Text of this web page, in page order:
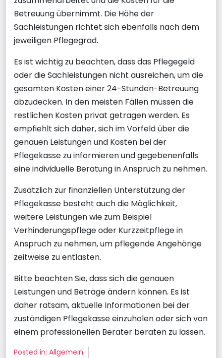
Betreuung übernimmt. Die Höhe der
Sachleistungen richtet sich ebenfalls nach dem
jeweiligen Pflegegrad.
Es ist wichtig zu beachten, dass das Pflegegeld
oder die Sachleistungen nicht ausreichen, um die
gesamten Kosten einer 24-Stunden-Betreuung
abzudecken. In den meisten Fällen müssen die
restlichen Kosten privat getragen werden. Es
empfiehlt sich daher, sich im Vorfeld über die
genauen Leistungen und Kosten bei der
Pflegekasse zu informieren und gegebenenfalls
eine individuelle Beratung in Anspruch zu nehmen.
Zusätzlich zur finanziellen Unterstützung der
Pflegekasse besteht auch die Möglichkeit,
weitere Leistungen wie zum Beispiel
Verhinderungspflege oder Kurzzeitpflege in
Anspruch zu nehmen, um pflegende Angehörige
zeitweise zu entlasten.
Bitte beachten Sie, dass sich die genauen
Leistungen und Beträge ändern können. Es ist
daher ratsam, aktuelle Informationen bei der
zuständigen Pflegekasse einzuholen oder sich von
einem professionellen Berater beraten zu lassen.
Posted in: Allgemein